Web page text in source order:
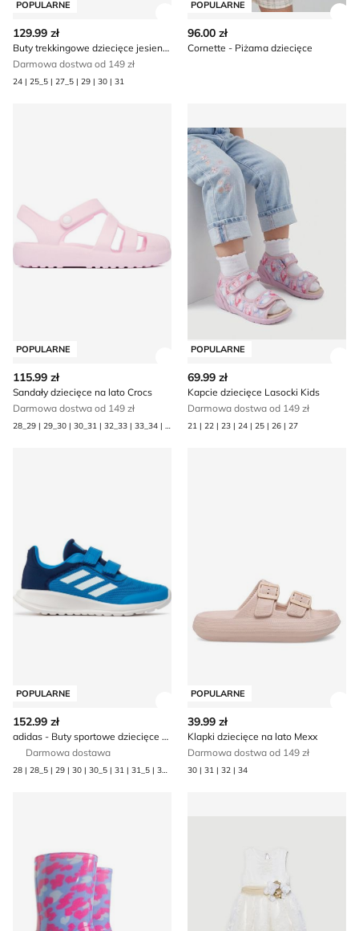
POPULARNE
129.99 zł
Buty trekkingowe dziecięce jesienne Keen
Darmowa dostwa od 149 zł
24 | 25_5 | 27_5 | 29 | 30 | 31
POPULARNE
96.00 zł
Cornette - Piżama dziecięce
POPULARNE
115.99 zł
Sandały dziecięce na lato Crocs
Darmowa dostwa od 149 zł
28_29 | 29_30 | 30_31 | 32_33 | 33_34 | 34_35 | 37_38 | 38_39
POPULARNE
69.99 zł
Kapcie dziecięce Lasocki Kids
Darmowa dostwa od 149 zł
21 | 22 | 23 | 24 | 25 | 26 | 27
POPULARNE
152.99 zł
adidas - Buty sportowe dziecięce wiosenne
Darmowa dostawa
28 | 28_5 | 29 | 30 | 30_5 | 31 | 31_5 | 32 | 33 | 33_5 | 34 | 35 | 35_5 | 36 | 36_23 | 37_13 | 38 | 38_23 | 39_13 | 40
POPULARNE
39.99 zł
Klapki dziecięce na lato Mexx
Darmowa dostwa od 149 zł
30 | 31 | 32 | 34